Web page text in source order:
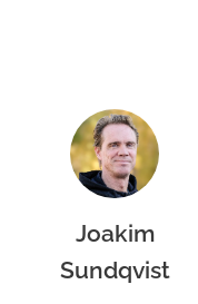
Joakim
Sundqvist